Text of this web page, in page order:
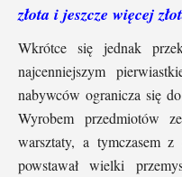
złota i jeszcze więcej
Wkrótce się jednak
najcenniejszym
nabywców ogranicza się
Wyrobem przedmiotów
warsztaty, a tymczasem
powstawał wielki